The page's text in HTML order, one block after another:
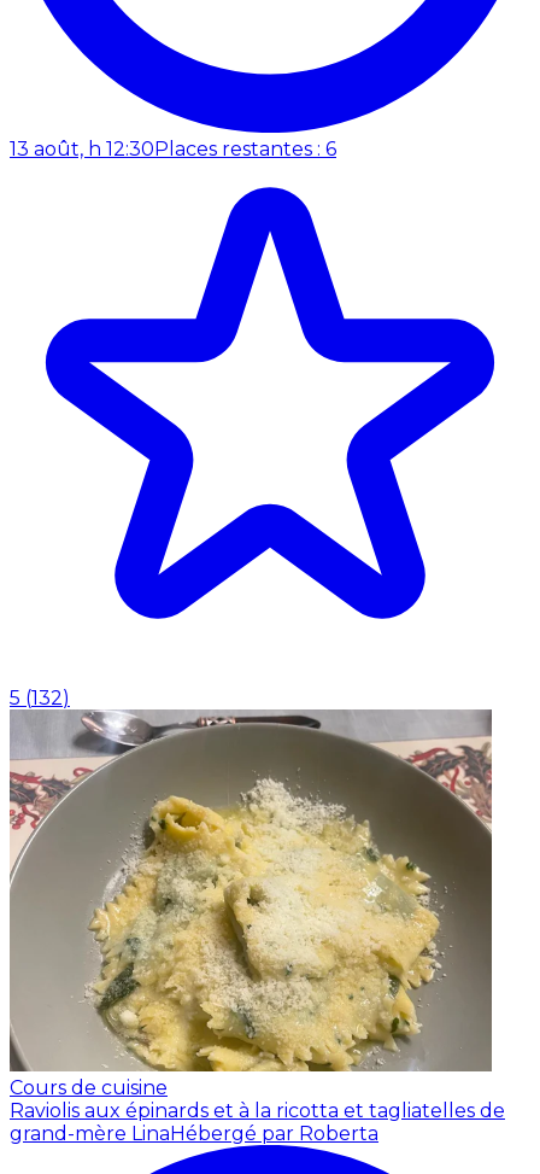
13 août, h 12:30Places restantes : 6
5 (132)
Cours de cuisine
Raviolis aux épinards et à la ricotta et tagliatelles de
grand-mère LinaHébergé par Roberta